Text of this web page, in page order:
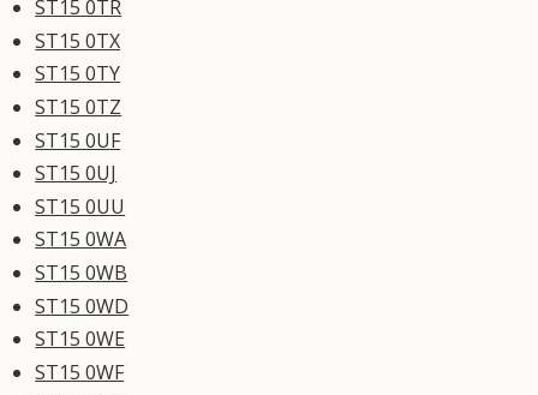
ST15 0TR
ST15 0TX
ST15 0TY
ST15 0TZ
ST15 0UF
ST15 0UJ
ST15 0UU
ST15 0WA
ST15 0WB
ST15 0WD
ST15 0WE
ST15 0WF